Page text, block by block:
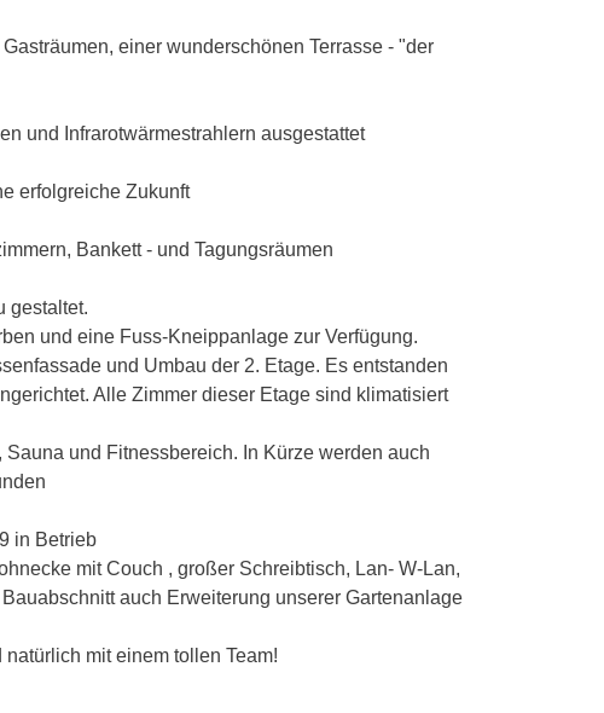
einer wunderschönen Terrasse - "der
und Infrarotwärmestrahlern ausgestattet
erfolgreiche Zukunft
Bankett - und Tagungsräumen
gestaltet.
und eine Fuss-Kneippanlage zur Verfügung.
und Umbau der 2. Etage. Es entstanden
Alle Zimmer dieser Etage sind klimatisiert
und Fitnessbereich. In Kürze werden auch
in Betrieb
mit Couch , großer Schreibtisch, Lan- W-Lan,
auch Erweiterung unserer Gartenanlage
mit einem tollen Team!